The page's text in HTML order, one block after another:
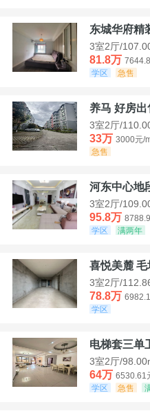
东城华府精
3室2厅/
81.8万
学区
急售
养马 好房
3室2厅/
33万 3000元/
急售
河东中心地
3室2厅/
95.8万
学区
满两年
喜悦美麓
3室2厅/
78.8万
学区
电梯套三单
3室2厅/
64万 6530.61
学区
急售